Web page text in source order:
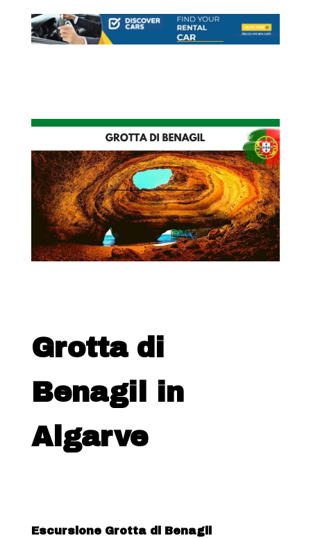
Grotta di
Benagil in
Algarve
Escursione Grotta di Benagil